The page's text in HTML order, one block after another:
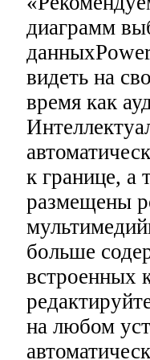
диаграмм
видеть на
время как
к границе, а
размещены
больше
встроенных
на любом